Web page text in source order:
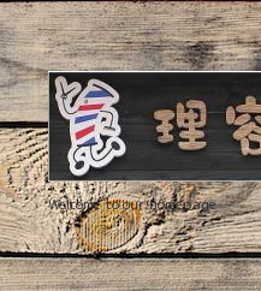
Welcome to our homepage